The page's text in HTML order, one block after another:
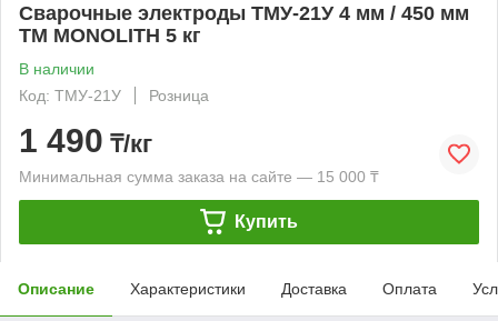
Сварочные электроды ТМУ-21У 4 мм / 450 мм
TM MONOLITH 5 кг
В наличии
Код: ТМУ-21У
Розница
1 490 ₸/кг
Минимальная сумма заказа на сайте — 15 000 ₸
Купить
Описание Характеристики Доставка Оплата